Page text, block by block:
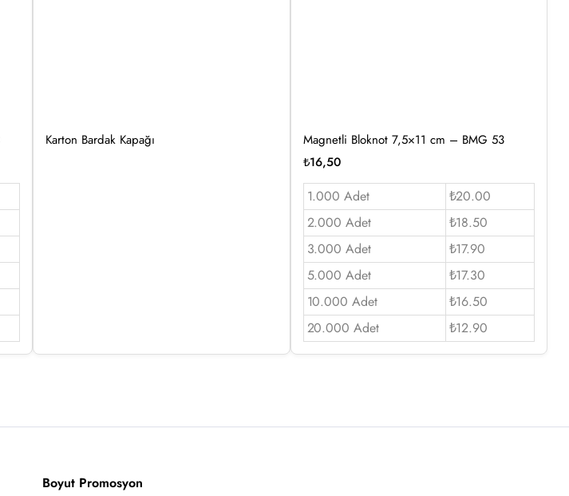
Karton Bardak Kapağı
Magnetli Bloknot 7,5×11 cm – BMG 53
₺16,50
1.000 Adet
₺20.00
2.000 Adet
₺18.50
3.000 Adet
₺17.90
5.000 Adet
₺17.30
10.000 Adet
₺16.50
20.000 Adet
₺12.90
Boyut Promosyon